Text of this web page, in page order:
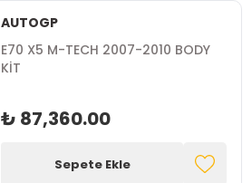
AUTOGP
E70 X5 M-TECH 2007-2010 BODY
KİT
₺ 87,360.00
Sepete Ekle